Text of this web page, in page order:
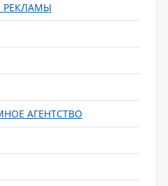
РЕКЛАМЫ
АГЕНТСТВО